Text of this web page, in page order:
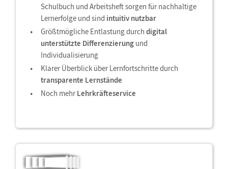
Schulbuch und Arbeitsheft sorgen für nachhaltige
Lernerfolge und sind intuitiv nutzbar
Größtmögliche Entlastung durch digital
unterstützte Differenzierung und
Individualisierung
Klarer Überblick über Lernfortschritte durch
transparente Lernstände
Noch mehrLehrkräfteservice